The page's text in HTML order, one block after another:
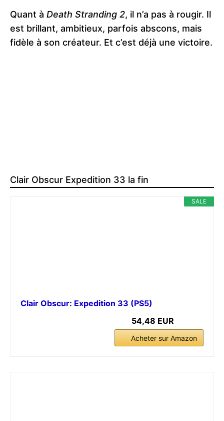
Quant à Death Stranding 2, il n’a pas à rougir. Il
est brillant, ambitieux, parfois abscons, mais
fidèle à son créateur. Et c’est déjà une victoire.
Clair Obscur Expedition 33 la fin
SALE
Clair Obscur: Expedition 33 (PS5)
54,48 EUR
Acheter sur Amazon